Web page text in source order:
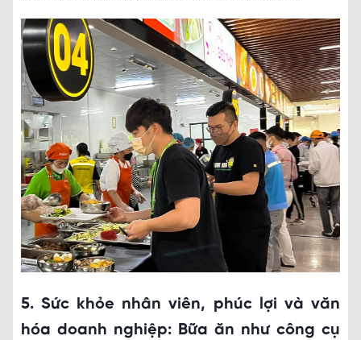
5. Sức khỏe nhân viên, phúc lợi và văn
hóa doanh nghiệp: Bữa ăn như công cụ